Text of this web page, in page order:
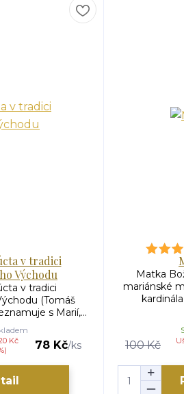
v tradici
Východu
v tradici
(Tomáš
s Marií,...
Kč
78 Kč/ks
Matka
mariánské
100 Kč